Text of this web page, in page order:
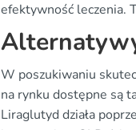
efektywność leczenia.
W poszukiwaniu
na rynku dostępne są
Liraglutyd działa